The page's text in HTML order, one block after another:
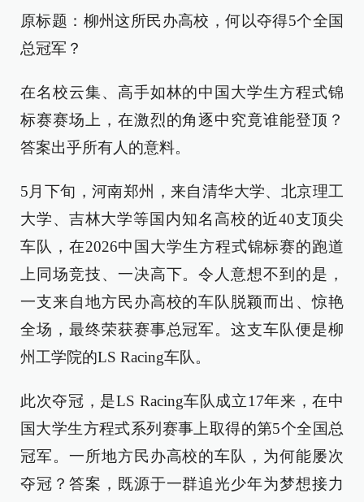
原标题：柳州这所民办高校，何以夺得5个全国
总冠军？
在名校云集、高手如林的中国大学生方程式锦
标赛赛场上，在激烈的角逐中究竟谁能登顶？
答案出乎所有人的意料。
5月下旬，河南郑州，来自清华大学、北京理工
大学、吉林大学等国内知名高校的近40支顶尖
车队，在2026中国大学生方程式锦标赛的跑道
上同场竞技、一决高下。令人意想不到的是，
一支来自地方民办高校的车队脱颖而出、惊艳
全场，最终荣获赛事总冠军。这支车队便是柳
州工学院的LS Racing车队。
此次夺冠，是LS Racing车队成立17年来，在中
国大学生方程式系列赛事上取得的第5个全国总
冠军。一所地方民办高校的车队，为何能屡次
夺冠？答案，既源于一群追光少年为梦想接力